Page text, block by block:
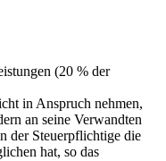
(20 % der
in Anspruch nehmen,
an seine Verwandten
der Steuerpflichtige die
hat, so das